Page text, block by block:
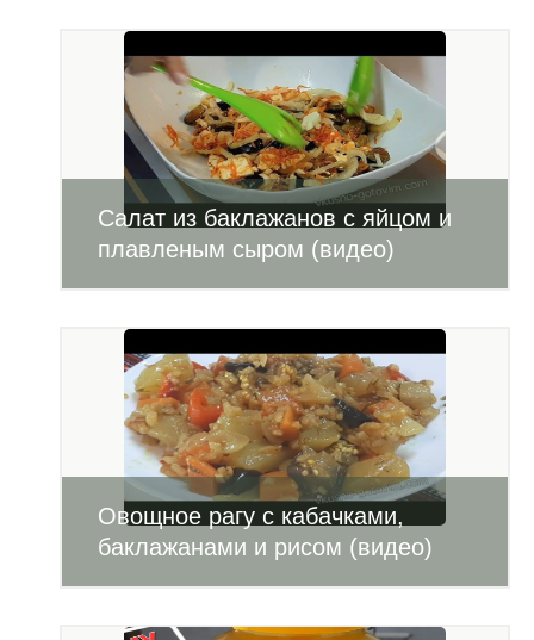
Салат из баклажанов с яйцом и
плавленым сыром (видео)
Овощное рагу с кабачками,
баклажанами и рисом (видео)